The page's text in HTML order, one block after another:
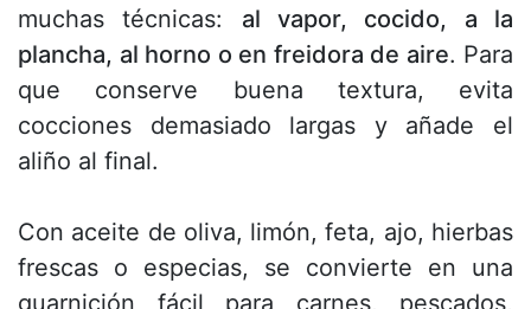
muchas técnicas: al vapor, cocido, a la
plancha, al horno o en freidora de aire. Para
que conserve buena textura, evita
cocciones demasiado largas y añade el
aliño al final.
Con aceite de oliva, limón, feta, ajo, hierbas
frescas o especias, se convierte en una
guarnición fácil para carnes, pescados,